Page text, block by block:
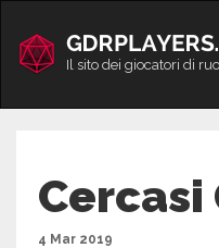
contenutoIl sito dei giocatori di
Cercasi
4 Mar 2019